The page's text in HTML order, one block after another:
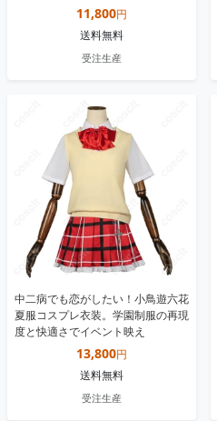
11,800円
送料無料
受注生産
中二病でも恋がしたい！小鳥遊六花
夏服コスプレ衣装。学園制服の再現
度と快適さでイベント映え
13,800円
送料無料
受注生産